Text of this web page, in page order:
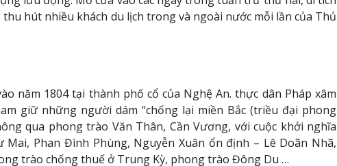
hút nhiều khách du lịch trong và ngoài nước mỗi lần của Thủ
năm 1804 tại thành phố cổ của Nghệ An. thực dân Pháp xâm
giữ những người dám “chống lại miền Bắc (triều đại phong
qua phong trào Văn Thân, Cần Vương, với cuộc khởi nghĩa
Phan Đình Phùng, Nguyễn Xuân ổn định – Lê Doãn Nhã,
trào chống thuế ở Trung Kỳ, phong trào Đông Du …